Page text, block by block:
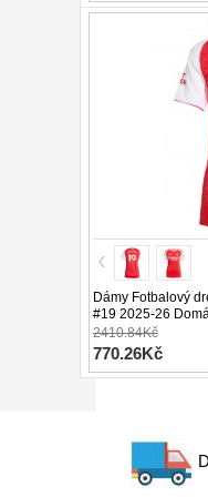
Dámy Fotbalový
#19 2025-26
2410.84Kč
770.26Kč